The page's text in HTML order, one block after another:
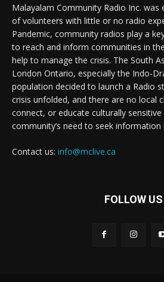
Malayalam Community Radio Inc. was
of volunteers with little or no radio
Pandemic, community radios play a
to reach and inform communities in
help to manage the crisis. The South
London Ontario, especially the Indo-
population decided to launch a Radio
crisis unfolded, and there are no local
connect, or educate culturally
community’s need to seek information
Contact us: info@mclive.ca
FOLLOW US